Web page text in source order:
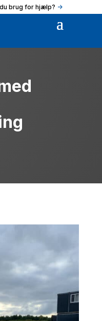
brug for hjælp? ->